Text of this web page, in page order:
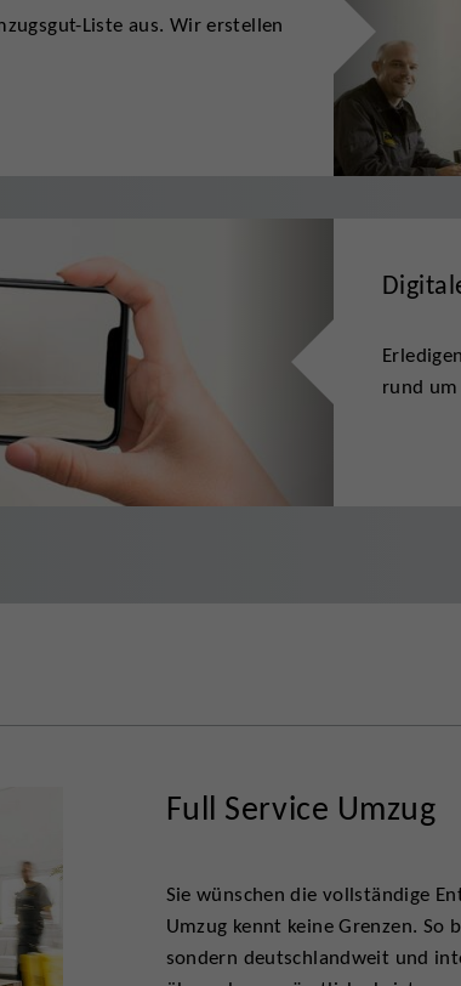
Liste aus. Wir erstellen
rund
Full Service Umzug
Sie wünschen die vollständige
Umzug kennt keine Grenzen.
sondern deutschlandweit und